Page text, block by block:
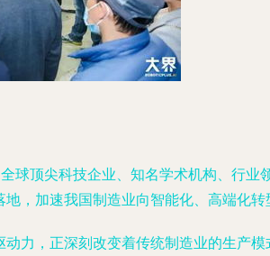
球顶尖科技企业、知名学术机构、行业
，加速我国制造业向智能化、高端化转
力，正深刻改变着传统制造业的生产